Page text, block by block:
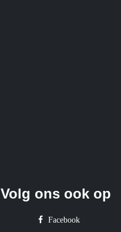
Volg ons ook op
Facebook